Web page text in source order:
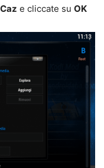
e cliccate su OK